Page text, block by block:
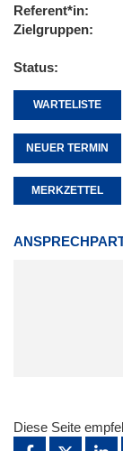
Referent*in
Zielgruppen
Status
WARTELISTE
NEUER TERMIN
MERKZETTEL
Diese Seite